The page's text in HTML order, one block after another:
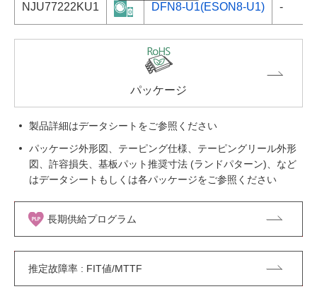
NJU77222KU1 DFN8-U1(ESON8-U1) -
パッケージ
製品詳細はデータシートをご参照ください
パッケージ外形図、テーピング仕様、テーピングリール外形
図、許容損失、基板パット推奨寸法 (ランドパターン)、など
はデータシートもしくは各パッケージをご参照ください
長期供給プログラム
推定故障率 : FIT値/MTTF